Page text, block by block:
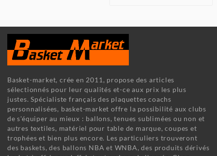
Basket-market, crée en 2011, propose des articles
sélectionnés pour leur qualités et-ce aux prix les plus
justes. Spécialiste français des plaquettes coachs
personnalisées, basket-market offre la possibilité aux clubs
de s'équiper au mieux : ballons, tenues sublimées ou non et
autres textiles, matériel pour table de marque, coupes et
trophées et bien plus encore. Les particuliers trouveront
des baskets, des ballons NBA et WNBA, des produits dérivés